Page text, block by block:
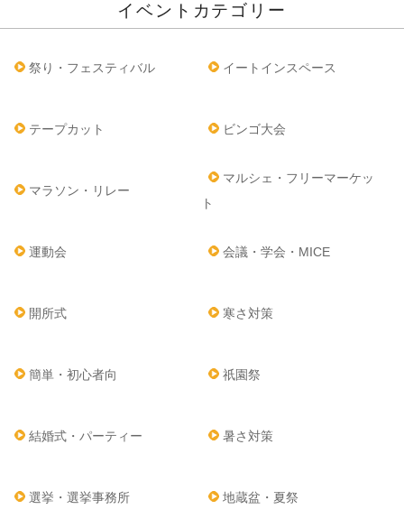
イベントカテゴリー
祭り・フェスティバル イートインスペース
テープカット ビンゴ大会
マラソン・リレー
マルシェ・フリーマーケッ
ト
運動会 会議・学会・MICE
開所式 寒さ対策
簡単・初心者向 祇園祭
結婚式・パーティー 暑さ対策
選挙・選挙事務所 地蔵盆・夏祭